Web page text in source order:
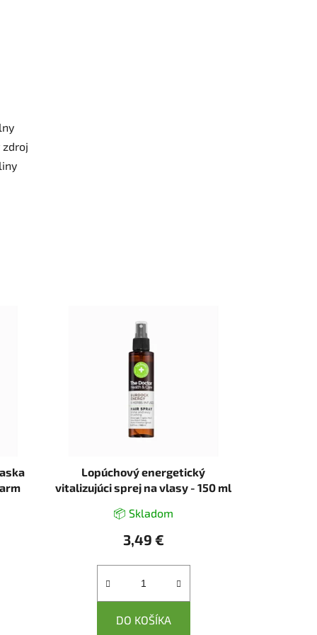
Lopúchový energetický
vitalizujúci sprej na vlasy - 150 ml
📦 Skladom
3,49 €
DO KOŠÍKA